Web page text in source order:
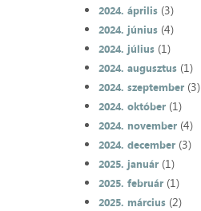
2024. április(3)
2024. június(4)
2024. július(1)
2024. augusztus(1)
2024. szeptember(3)
2024. október(1)
2024. november(4)
2024. december(3)
2025. január(1)
2025. február(1)
2025. március(2)